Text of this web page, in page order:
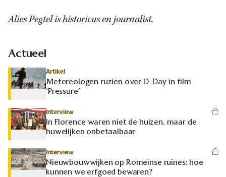
Alies Pegtel is historicus en journalist.
Actueel
Artikel
Metereologen ruziën over D-Day in film
‘Pressure’
Interview
In Florence waren niet de huizen, maar de
huwelijken onbetaalbaar
Interview
Nieuwbouwwijken op Romeinse ruïnes: hoe
kunnen we erfgoed bewaren?